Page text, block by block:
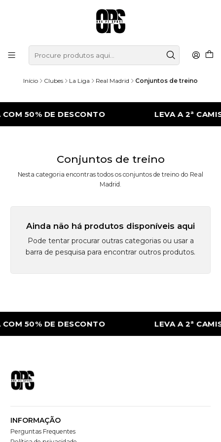
Início Clubes La Liga Real Madrid Conjuntos de treino
50% DE DESCONTO LEVA A 2ª
Conjuntos de treino
Nesta categoria encontras todos os conjuntos de treino do Real
Madrid.
Ainda não há produtos disponíveis aqui
Pode tentar procurar outras categorias ou usar a
barra de pesquisa para encontrar outros produtos.
50% DE DESCONTO LEVA A 2ª
INFORMAÇÃO
Perguntas Frequentes